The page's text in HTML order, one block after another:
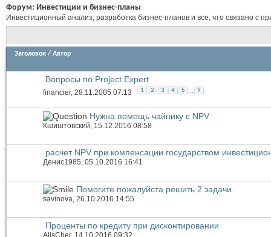
Форум: Инвестиции и бизнес-планы
Инвестиционный анализ, разработка бизнес-планов и все, что связано с
Заголовок / Автор
Вопросы по Project Expert
financier, 28.11.2005 07:13 1 2 3 4 5 ... 9
Нужна помощь чайнику с NPV
Кшиштовский, 15.12.2016 08:58
расчет NPV при компенсации государством
Денис1985, 05.10.2016 16:41
Помогите пожалуйста решить 2 задачи.
savinova , 26.10.2016 14:55
Проценты по кредиту при дисконтировании